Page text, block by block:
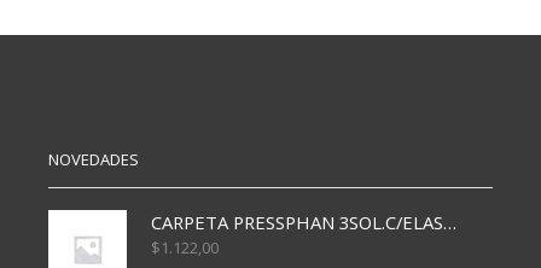
BL
N
NOVEDADES
CARPETA PRESSPHAN 3SOL.C/ELAST MARRON A4 P01A
$1.122,00